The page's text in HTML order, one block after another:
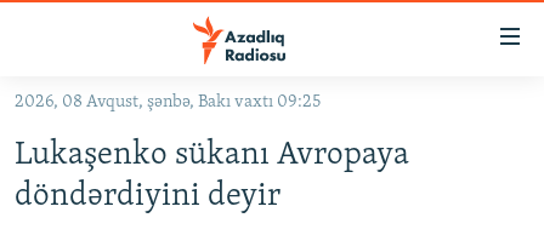
Əsas
qayıt
Əsas
#İZAHLA
KORRUPSIOMETR
2026, 08 Avqust, şənbə, Bakı vaxtı 09:25
Lukaşenko sükanı Avropaya
döndərdiyini deyir